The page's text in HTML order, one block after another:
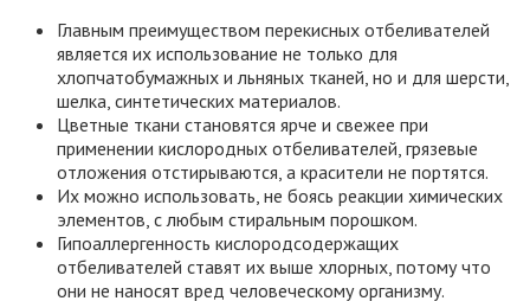
Главным преимуществом перекисных отбеливателей
является их использование не только для
хлопчатобумажных и льняных тканей, но и для шерсти,
шелка, синтетических материалов.
Цветные ткани становятся ярче и свежее при
применении кислородных отбеливателей, грязевые
отложения отстирываются, а красители не портятся.
Их можно использовать, не боясь реакции химических
элементов, с любым стиральным порошком.
Гипоаллергенность кислородсодержащих
отбеливателей ставят их выше хлорных, потому что
они не наносят вред человеческому организму.